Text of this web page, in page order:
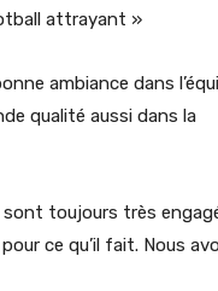
attrayant »
ambiance dans
qualité aussi dans la
sont toujours très
ce qu’il fait. Nous